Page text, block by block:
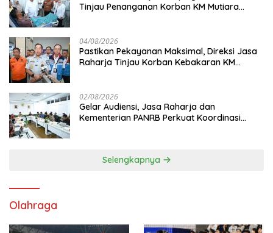
Tinjau Penanganan Korban KM Mutiara
04/08/2026
Pastikan Pekayanan Maksimal, Direksi Jasa
Raharja Tinjau Korban Kebakaran KM
02/08/2026
Gelar Audiensi, Jasa Raharja dan
Kementerian PANRB Perkuat Koordinasi
Selengkapnya
Olahraga